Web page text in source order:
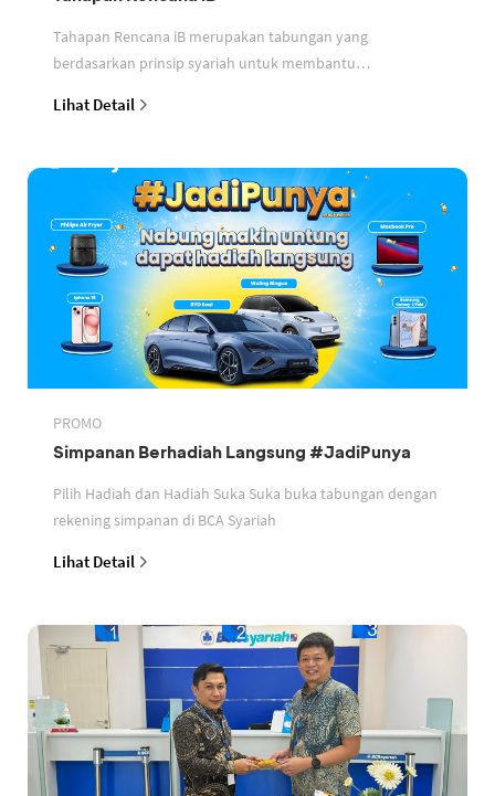
Tahapan Rencana iB merupakan tabungan yang
berdasarkan prinsip syariah untuk membantu
Lihat Detail
PROMO
Simpanan Berhadiah Langsung #JadiPunya
Pilih Hadiah dan Hadiah Suka Suka buka tabungan dengan
rekening simpanan di BCA Syariah
Lihat Detail